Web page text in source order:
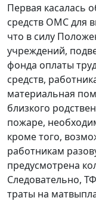
Первая касалась
средств ОМС для
что в силу
учреждений,
фонда оплаты
средств,
материальная
близкого
пожаре,
кроме того,
работникам
предусмотрена
Следовательно,
траты на